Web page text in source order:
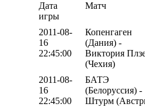
Дата
игры
Матч
2011-08-
16
22:45:00
Копенгаген
(Дания) -
Виктория
(Чехия)
2011-08-
16
22:45:00
БАТЭ
(Белоруссия) -
Штурм